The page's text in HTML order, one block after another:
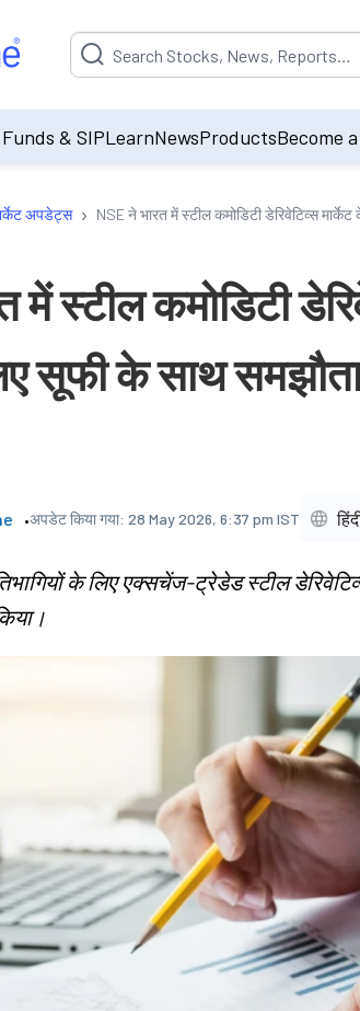
Suggestion will be populated by
& SIPLearnNewsProductsBecome
अपडेट्स › NSE ने भारत में स्टील कमोडिटी डेरिवेटिव्स
में स्टील कमोडिटी
सूफी के साथ समझौता
अपडेट किया गया: 28 May 2026, 6:37 pm IST
के लिए एक्सचेंज-ट्रेडेड स्टील